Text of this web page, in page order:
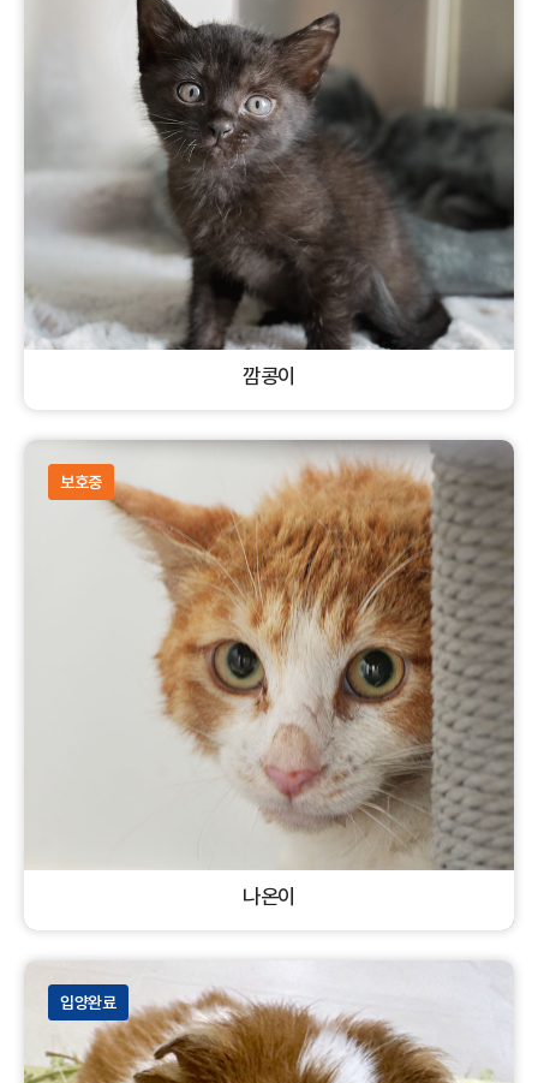
깜콩이
코리안숏헤어 수컷 고양이
보호중
나온이
코리안숏헤어 수컷 고양이
입양완료